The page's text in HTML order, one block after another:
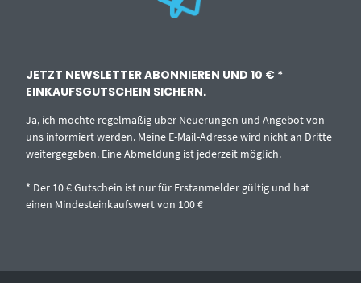
JETZT NEWSLETTER ABONNIEREN UND 10 € *
EINKAUFSGUTSCHEIN SICHERN.
Ja, ich möchte regelmäßig über Neuerungen und Angebot von
uns informiert werden. Meine E-Mail-Adresse wird nicht an Dritte
weitergegeben. Eine Abmeldung ist jederzeit möglich.
* Der 10 € Gutschein ist nur für Erstanmelder gültig und hat
einen Mindesteinkaufswert von 100 €